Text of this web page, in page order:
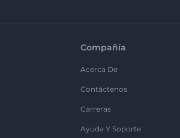
Compañía
Acerca De
Contáctenos
Carreras
Ayuda Y Soporte